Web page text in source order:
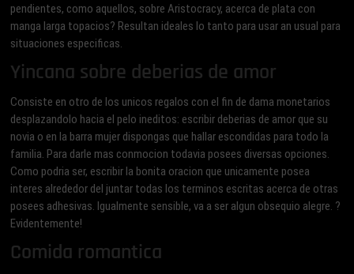
pendientes, como aquellos, sobre Aristocracy, acerca de plata con
manga larga topacios? Resultan ideales lo tanto para usar an usual para
situaciones especificas.
Yincana sobre deberi­as de amor
Consiste en otro de los unicos regalos con el fin de dama monetarios
desplazandolo hacia el pelo ineditos: escribir deberi­as de amor que su
novia o en la barra mujer dispongas que hallar escondidas para todo la
familia. Para darle mas conmocion todavia posees diversas opciones.
Como podri­a ser, escribir la bonita oracion que unicamente posea
interes alrededor del juntar todas los terminos escritas acerca de otras
posees adhesivas. Igualmente sensible, va a ser algun obsequio alegre. ?
Evidentemente!
Comida romantica